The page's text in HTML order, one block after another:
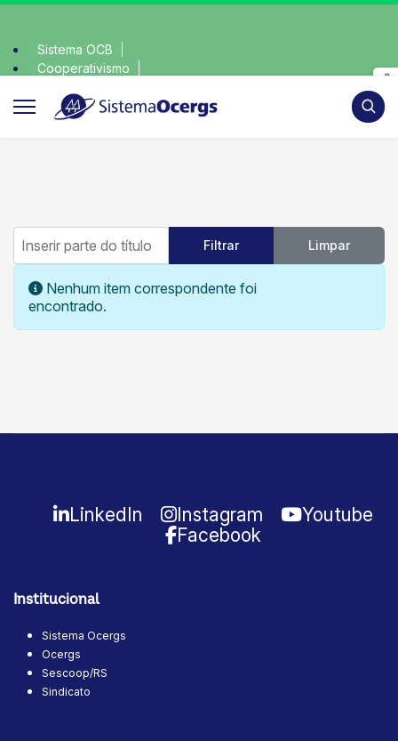
Sistema OCB
Cooperativismo
Inserir parte do título
Filtrar Limpar
Informação
Nenhum item correspondente foi
encontrado.
LinkedIn Instagram
Youtube
Facebook
Institucional
Sistema Ocergs
Ocergs
Sescoop/RS
Sindicato